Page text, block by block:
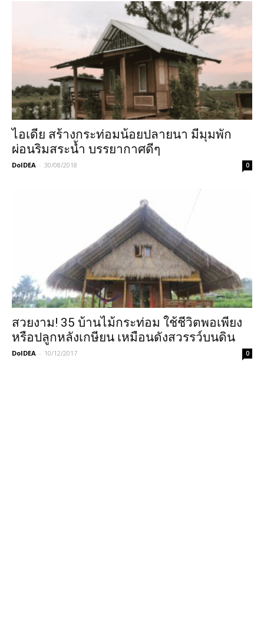
ไอเดีย สร้างกระท่อมน้อยปลายนา มีมุมพัก
ผ่อนริมสระน้ำ บรรยากาศดีๆ
DoIDEA - 30/08/2018 0
สวยงาม! 35 บ้านไม้กระท่อม ใช้ชีวิตพอเพียง
หรือปลูกหลังเกษียน เหมือนดังสวรรว์บนดิน
DoIDEA - 10/12/2017 0